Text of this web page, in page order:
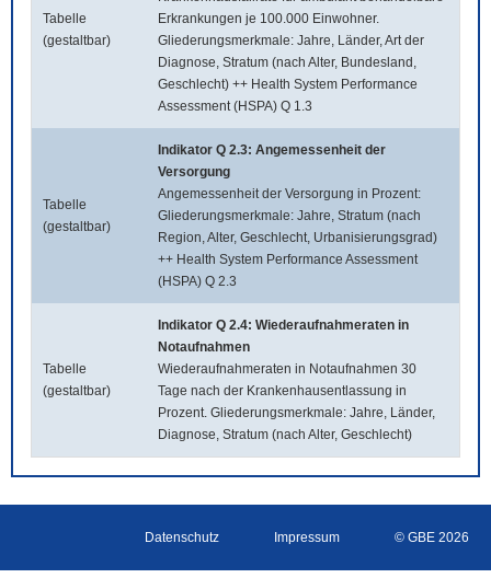
Tabelle
(gestaltbar)
Erkrankungen je 100.000 Einwohner.
Gliederungsmerkmale: Jahre, Länder, Art der
Diagnose, Stratum (nach Alter, Bundesland,
Geschlecht) ++ Health System Performance
Assessment (HSPA) Q 1.3
Tabelle
(gestaltbar)
Indikator Q 2.3: Angemessenheit der
Versorgung
Angemessenheit der Versorgung in Prozent:
Gliederungsmerkmale: Jahre, Stratum (nach
Region, Alter, Geschlecht, Urbanisierungsgrad)
++ Health System Performance Assessment
(HSPA) Q 2.3
Tabelle
(gestaltbar)
Indikator Q 2.4: Wiederaufnahmeraten in
Notaufnahmen
Wiederaufnahmeraten in Notaufnahmen 30
Tage nach der Krankenhausentlassung in
Prozent. Gliederungsmerkmale: Jahre, Länder,
Diagnose, Stratum (nach Alter, Geschlecht)
Datenschutz Impressum © GBE 2026